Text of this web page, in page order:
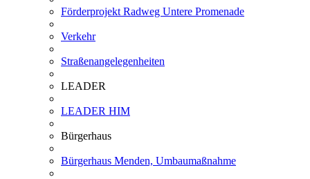
Förderprojekt Radweg Untere Promenade
Verkehr
Straßenangelegenheiten
LEADER
LEADER HIM
Bürgerhaus
Bürgerhaus Menden, Umbaumaßnahme